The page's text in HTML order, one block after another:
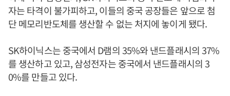
자는 타격이 불가피하고, 이들의 중국 공장들은 앞으로 첨
단 메모리반도체를 생산할 수 없는 처지에 놓이게 됐다.
SK하이닉스는 중국에서 D램의 35%와 낸드플래시의 37%
를 생산하고 있고, 삼성전자는 중국에서 낸드플래시의 3
0%를 만들고 있다.